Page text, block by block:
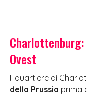
Ovest
Il quartiere di
della Prussia prima